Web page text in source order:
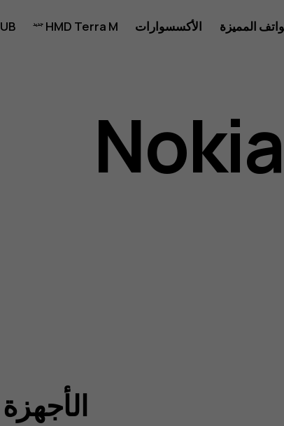
المميزة الأكسسوارات HMD Terra M